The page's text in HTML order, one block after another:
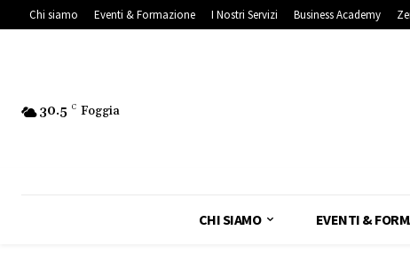
Chi siamo Eventi & Formazione I Nostri Servizi Business Academy
30.5 C Foggia
CHI SIAMO EVENTI &